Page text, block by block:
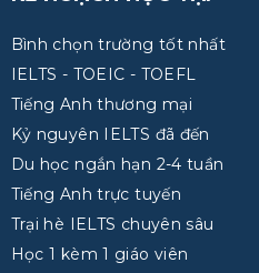
Bình chọn trường tốt nhất
IELTS - TOEIC - TOEFL
Tiếng Anh thương mại
Kỷ nguyên IELTS đã đến
Du học ngắn hạn 2-4 tuần
Tiếng Anh trực tuyến
Trại hè IELTS chuyên sâu
Học 1 kèm 1 giáo viên